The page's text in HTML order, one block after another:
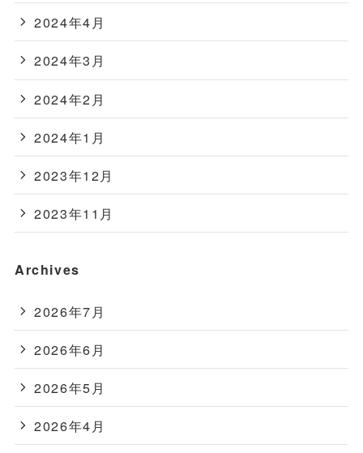
2024年4月
2024年3月
2024年2月
2024年1月
2023年12月
2023年11月
Archives
2026年7月
2026年6月
2026年5月
2026年4月